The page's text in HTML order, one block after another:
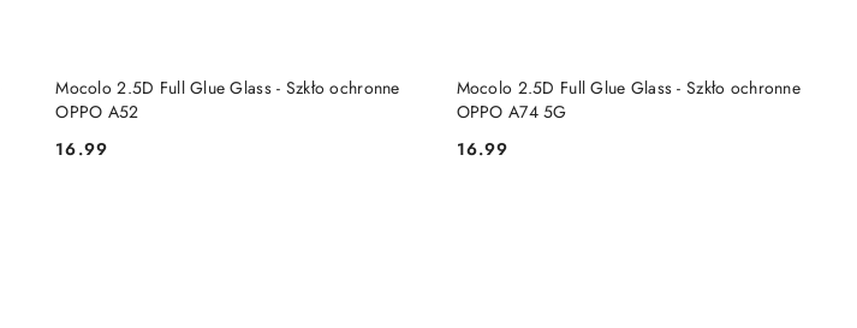
Mocolo 2.5D Full Glue Glass - Szkło ochronne
OPPO A52
Cena:
16.99
DO KOSZYKA
Mocolo 2.5D Full Glue Glass - Szkło ochronne
OPPO A74 5G
Cena:
16.99
DO KOSZYKA